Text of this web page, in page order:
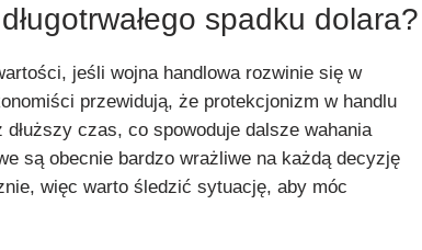
spadku dolara?
jeśli wojna handlowa rozwinie się w
przewidują, że protekcjonizm w handlu
czas, co spowoduje dalsze wahania
są obecnie bardzo wrażliwe na każdą decyzję
więc warto śledzić sytuację, aby móc